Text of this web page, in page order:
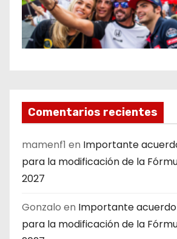
Comentarios recientes
mamenf1 en Importante
para la modificación de la
2027
Gonzalo en Importante
para la modificación de la